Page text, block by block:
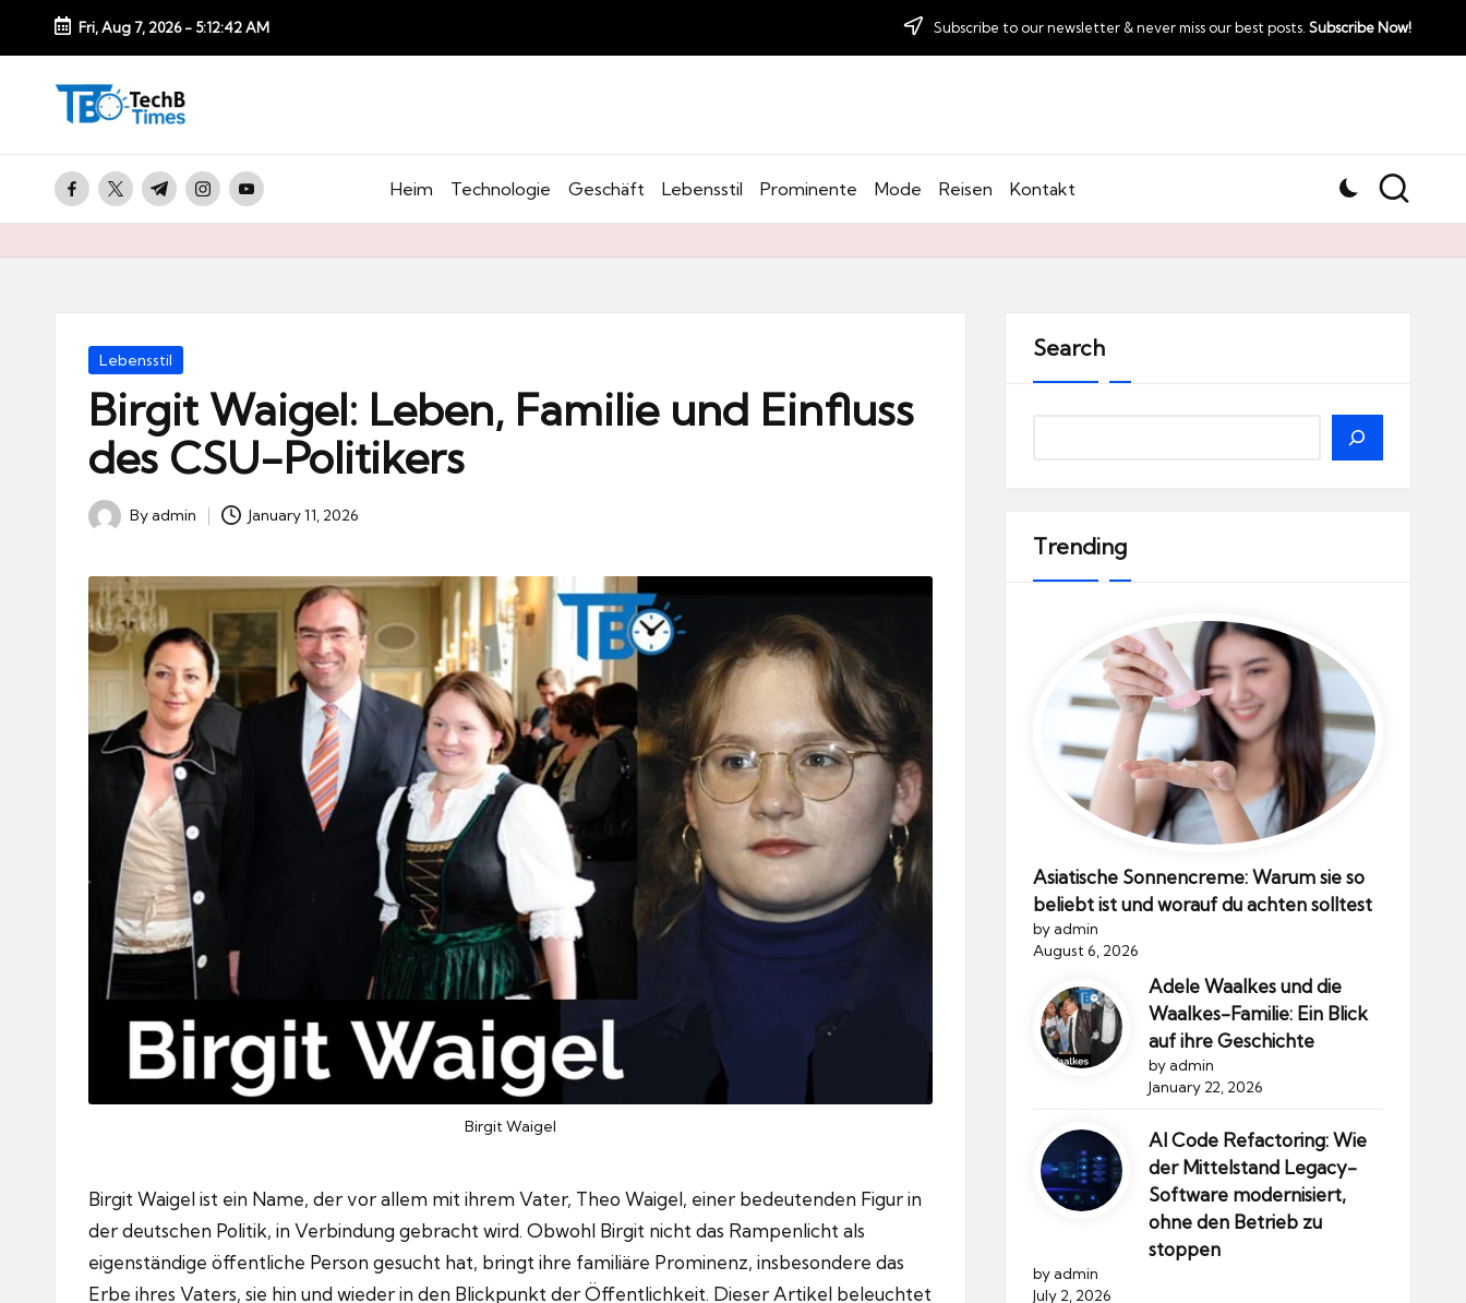
Skip
content
Fri, Aug 7, 2026- 5:12:43 AM Subscribe to our newsletter & never miss our best posts. Subscribe Now!
T
e
c
h
facebook.com
twitter.com
t.me instagram.com
youtube.com Heim Technologie Geschäft Lebensstil Prominente Mode Reisen Kontakt
Posted
Lebensstil
Birgit Waigel: Leben, Familie und Einfluss
des CSU-Politikers
Posted
Byadmin January 11, 2026
Birgit Waigel
Birgit Waigel ist ein Name, der vor allem mit ihrem Vater, Theo Waigel, einer bedeutenden Figur in
der deutschen Politik, in Verbindung gebracht wird. Obwohl Birgit nicht das Rampenlicht als
eigenständige öffentliche Person gesucht hat, bringt ihre familiäre Prominenz, insbesondere das
Erbe ihres Vaters, sie hin und wieder in den Blickpunkt der Öffentlichkeit. Dieser Artikel beleuchtet
Search
Trending
Asiatische Sonnencreme: Warum sie so
beliebt ist und worauf du achten solltest
by admin
August 6, 2026
Adele Waalkes und die
Waalkes-Familie: Ein Blick
auf ihre Geschichte
by admin
January 22, 2026
AI Code Refactoring: Wie
der Mittelstand Legacy-
Software modernisiert,
ohne den Betrieb zu
stoppen
by admin
July 2, 2026